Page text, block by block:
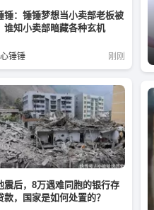
锤：锤锤梦想当小卖部老板被
谁知小卖部暗藏各种玄机
锤锤 刚刚
震后，8万遇难同胞的银行存
款，国家是如何处置的？